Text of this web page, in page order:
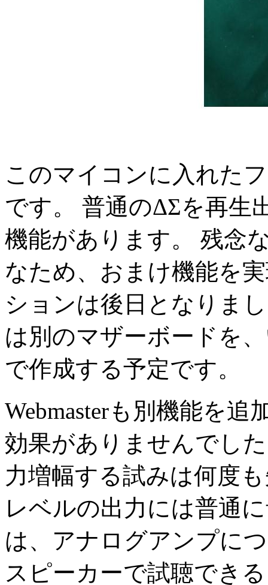
このマイコンに入れた
です。 普通のΔΣを再生
機能があります。 残念
なため、おまけ機能を
ションは後日となりま
は別のマザーボードを
で作成する予定です。
Webmasterも別機能を
効果がありませんでし
力増幅する試みは何度
レベルの出力には普通
は、アナログアンプに
スピーカーで試聴でき